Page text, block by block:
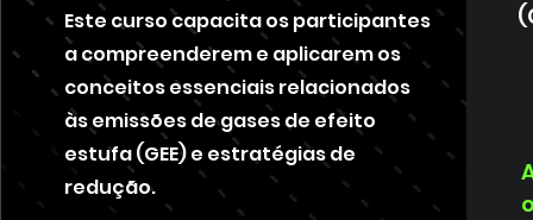
Este curso capacita os participantes
a compreenderem e aplicarem os
conceitos essenciais relacionados
às emissões de gases de efeito
estufa (GEE) e estratégias de
redução.